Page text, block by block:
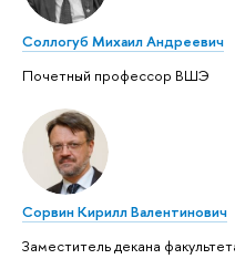
Соллогуб Михаил Андреевич
Почетный профессор ВШЭ
Сорвин Кирилл Валентинович
Заместитель декана